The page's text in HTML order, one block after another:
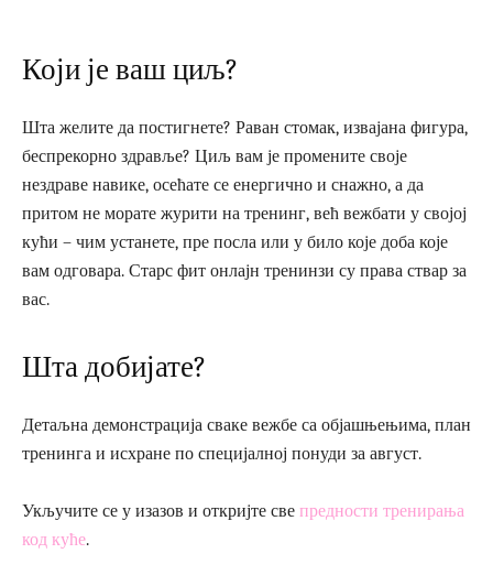
Који је ваш циљ?
Шта желите да постигнете? Раван стомак, извајана фигура,
беспрекорно здравље? Циљ вам је промените своје
нездраве навике, осећате се енергично и снажно, а да
притом не морате журити на тренинг, већ вежбати у својој
кући – чим устанете, пре посла или у било које доба које
вам одговара. Старс фит онлајн тренинзи су права ствар за
вас.
Шта добијате?
Детаљна демонстрација сваке вежбе са објашњењима, план
тренинга и исхране по специјалној понуди за август.
Укључите се у изазов и откријте све предности тренирања
код куће.